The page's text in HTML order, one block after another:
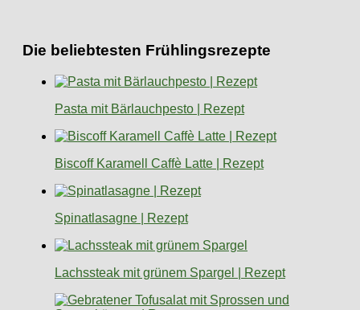
Die beliebtesten Frühlingsrezepte
Pasta mit Bärlauchpesto | Rezept
Biscoff Karamell Caffè Latte | Rezept
Spinatlasagne | Rezept
Lachssteak mit grünem Spargel | Rezept